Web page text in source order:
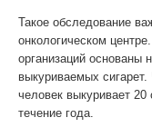
Такое обследование
онкологическом
организаций основаны
выкуриваемых сигарет.
человек выкуривает
течение года.